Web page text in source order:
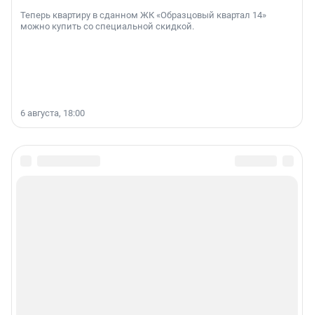
Теперь квартиру в сданном ЖК «Образцовый квартал 14»
можно купить со специальной скидкой.
6 августа, 18:00